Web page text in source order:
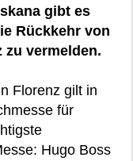
gibt es
Rückkehr von
zu vermelden.
Florenz gilt in
für
Hugo Boss